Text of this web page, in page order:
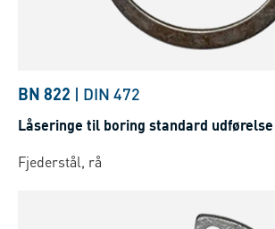
BN 822 | DIN 472
Låseringe til boring standard udførelse
Fjederstål, rå